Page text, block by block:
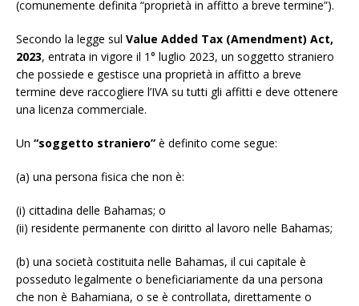
(comunemente definita “proprietà in affitto a breve termine”).
Secondo la legge sul Value Added Tax (Amendment) Act,
2023, entrata in vigore il 1° luglio 2023, un soggetto straniero
che possiede e gestisce una proprietà in affitto a breve
termine deve raccogliere l’IVA su tutti gli affitti e deve ottenere
una licenza commerciale.
Un “soggetto straniero” è definito come segue:
(a) una persona fisica che non è:
(i) cittadina delle Bahamas; o
(ii) residente permanente con diritto al lavoro nelle Bahamas;
(b) una società costituita nelle Bahamas, il cui capitale è
posseduto legalmente o beneficiariamente da una persona
che non è Bahamiana, o se è controllata, direttamente o